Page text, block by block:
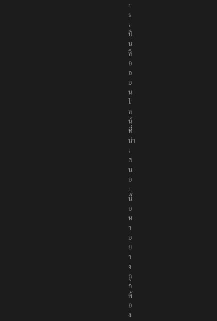
t
e
r
s
เ
ป็
น
สื่
อ
อ
อ
น
ไ
ล
น์
ที่
นำ
เ
ส
น
อ
เ
นื้
อ
ห
า
อ
ย่
า
ง
ถู
ก
ต้